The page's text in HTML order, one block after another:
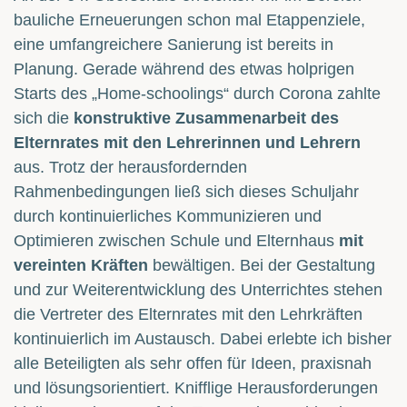
bauliche Erneuerungen schon mal Etappenziele,
eine umfangreichere Sanierung ist bereits in
Planung. Gerade während des etwas holprigen
Starts des „Home-schoolings“ durch Corona zahlte
sich die konstruktive Zusammenarbeit des
Elternrates mit den Lehrerinnen und Lehrern
aus. Trotz der herausfordernden
Rahmenbedingungen ließ sich dieses Schuljahr
durch kontinuierliches Kommunizieren und
Optimieren zwischen Schule und Elternhaus mit
vereinten Kräften bewältigen. Bei der Gestaltung
und zur Weiterentwicklung des Unterrichtes stehen
die Vertreter des Elternrates mit den Lehrkräften
kontinuierlich im Austausch. Dabei erlebte ich bisher
alle Beteiligten als sehr offen für Ideen, praxisnah
und lösungsorientiert. Knifflige Herausforderungen